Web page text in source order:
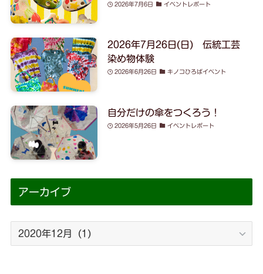
2026年7月6日 イベントレポート
2026年7月26日(日) 伝統工芸
染め物体験
2026年6月26日 キノコひろばイベント
自分だけの傘をつくろう！
2026年5月26日 イベントレポート
アーカイブ